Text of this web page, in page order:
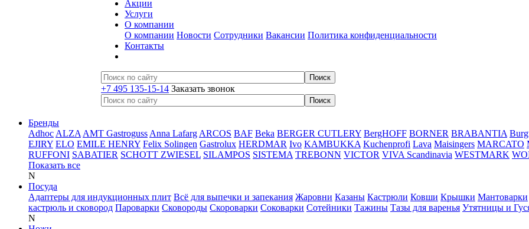
Акции
Услуги
О компании
О компании Новости Сотрудники Вакансии Политика конфиденциальности
Контакты
+7 495 135-15-14 Заказать звонок
Бренды
Adhoc ALZA AMT Gastroguss Anna Lafarg ARCOS BAF Beka BERGER CUTLERY BergHOFF BORNER BRABANTIA
EJIRY ELO EMILE HENRY Felix Solingen Gastrolux HERDMAR Ivo KAMBUKKA Kuchenprofi Lava Maisingers MARCATO
RUFFONI SABATIER SCHOTT ZWIESEL SILAMPOS SISTEMA TREBONN VICTOR VIVA Scandinavia WESTMARK
Показать все
N
Посуда
Адаптеры для индукционных плит Всё для выпечки и запекания Жаровни Казаны Кастрюли Ковши Крышки Мантоварки
кастрюль и сковород Пароварки Сковороды Скороварки Соковарки Сотейники Тажины Тазы для варенья Утятницы и
N